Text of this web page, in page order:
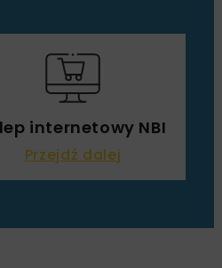
internetowy NBI
Przejdź dalej